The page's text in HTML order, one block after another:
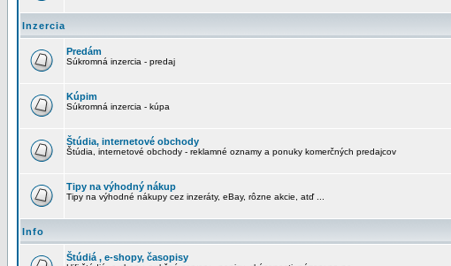
Inzercia
Predám
Súkromná inzercia - predaj
Kúpim
Súkromná inzercia - kúpa
Štúdia, internetové obchody
Štúdia, internetové obchody - reklamné oznamy a ponuky komerčných predajcov
Tipy na výhodný nákup
Tipy na výhodné nákupy cez inzeráty, eBay, rôzne akcie, atď ...
Info
Štúdiá , e-shopy, časopisy